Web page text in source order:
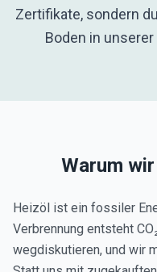
Zertifikate, sondern
Boden in
Warum
Heizöl ist ein fossiler
Verbrennung entsteht
wegdiskutieren, und wir